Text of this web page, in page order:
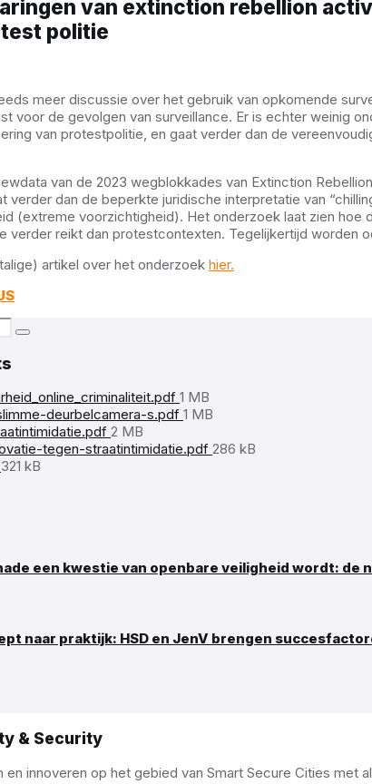
van extinction rebellion
politie
meer discussie over het gebruik van opkomende
voor de gevolgen van surveillance. Er is echter weinig
van protestpolitie, en gaat verder dan de
van de 2023 wegblokkades van Extinction
verder dan de beperkte juridische interpretatie van
(extreme voorzichtigheid). Het onderzoek laat zien
verder reikt dan protestcontexten. Tegelijkertijd worden
artikel over het onderzoek hier.
File
size:
1 MB
deurbelcamera-s.pdf File
1 MB
File
size:
2 MB
tegen-straatintimidatie.pdf File
286 kB
File
321 kB
een kwestie van openbare veiligheid wordt: de
naar praktijk: HSD en JenV brengen
& Security
en innoveren op het gebied van Smart Secure Cities